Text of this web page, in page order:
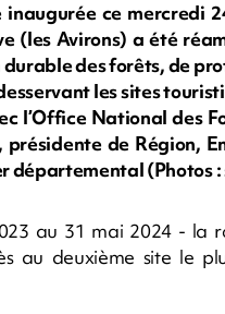
ce mercredi
(les Avirons) a été
des forêts, de
les sites
l’Office National des
de Région,
départemental (Photos
au 31 mai 2024 - la
au deuxième site le